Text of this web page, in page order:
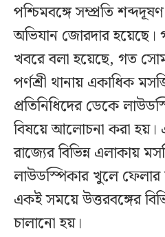
পশ্চিমবঙ্গে সম্প্রতি
অভিযান জোরদার হয়েছে।
খবরে বলা হয়েছে, গত
পর্ণশ্রী থানায় একাধিক
প্রতিনিধিদের ডেকে
বিষয়ে আলোচনা করা
রাজ্যের বিভিন্ন এলাকায়
লাউডস্পিকার খুলে
একই সময়ে উত্তরবঙ্গের
চালানো হয়।